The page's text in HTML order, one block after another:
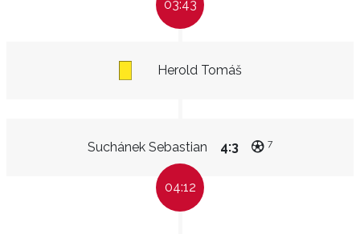
03:43
Herold Tomáš
Suchánek Sebastian 4:3 7
04:12